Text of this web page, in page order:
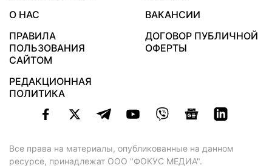
О НАС
ВАКАНСИИ
ПРАВИЛА
ПОЛЬЗОВАНИЯ
САЙТОМ
ДОГОВОР ПУБЛИЧНОЙ
ОФЕРТЫ
РЕДАКЦИОННАЯ
ПОЛИТИКА
Все права на материалы, опубликованные на данном
ресурсе, принадлежат ООО "ФОКУС МЕДИА".